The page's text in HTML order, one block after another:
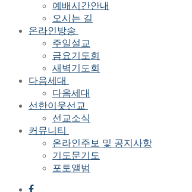
예배시간안내
오시는 길
온라인방송
주일설교
금요기도회
새벽기도회
다음세대
다음세대
선한이웃선교
선교소식
커뮤니티
온라인주보 및 공지사항
기도문기도
포토앨범